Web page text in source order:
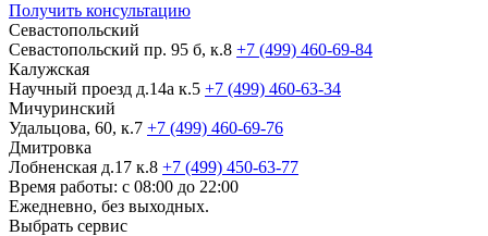
Получить консультацию
Севастопольский
Севастопольский пр. 95 б, к.8 +7 (499) 460-69-84
Калужская
Научный проезд д.14а к.5 +7 (499) 460-63-34
Мичуринский
Удальцова, 60, к.7 +7 (499) 460-69-76
Дмитровка
Лобненская д.17 к.8 +7 (499) 450-63-77
Время работы: с 08:00 до 22:00
Ежедневно, без выходных.
Выбрать сервис